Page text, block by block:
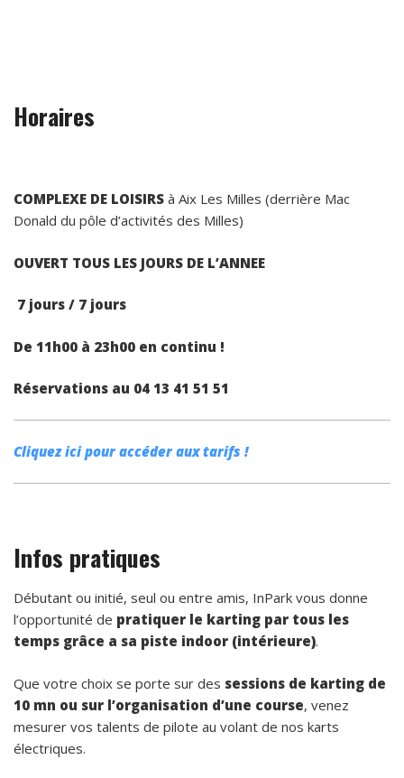
Horaires
COMPLEXE DE LOISIRS à Aix Les Milles (derrière Mac
Donald du pôle d’activités des Milles)
OUVERT TOUS LES JOURS DE L’ANNEE
7 jours / 7 jours
De 11h00 à 23h00 en continu !
Réservations au 04 13 41 51 51
Cliquez ici pour accéder aux tarifs !
Infos pratiques
Débutant ou initié, seul ou entre amis, InPark vous donne
l’opportunité de pratiquer le karting par tous les
temps grâce a sa piste indoor (intérieure).
Que votre choix se porte sur des sessions de karting de
10 mn ou sur l’organisation d’une course, venez
mesurer vos talents de pilote au volant de nos karts
électriques.